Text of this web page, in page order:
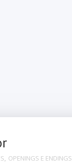
, OPENINGS E ENDINGS